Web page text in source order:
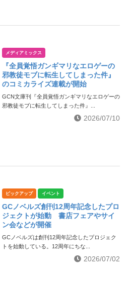
メディアミックス
『全員覚悟ガンギマリなエロゲーの
邪教徒モブに転生してしまった件』
のコミカライズ連載が開始
GCN文庫刊『全員覚悟ガンギマリなエロゲーの
邪教徒モブに転生してしまった件』...
2026/07/10
ピックアップ イベント
GCノベルズ創刊12周年記念したプロ
ジェクトが始動 書店フェアやサイ
ン会などが開催
GCノベルズは創刊12周年記念したプロジェク
トを始動している。12周年にちな...
2026/07/02